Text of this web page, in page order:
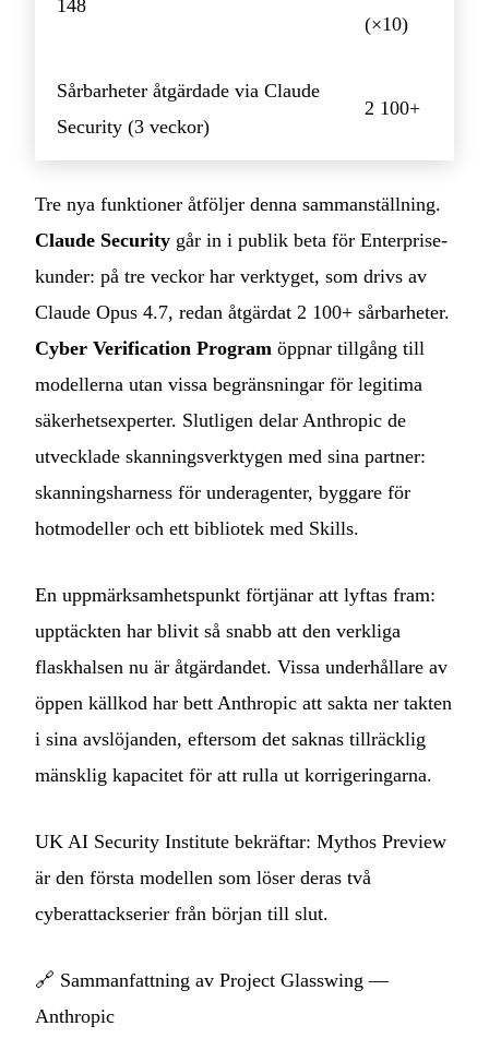
148
(×10)
Sårbarheter åtgärdade via Claude
Security (3 veckor)
2 100+
Tre nya funktioner åtföljer denna sammanställning.
Claude Security går in i publik beta för Enterprise-
kunder: på tre veckor har verktyget, som drivs av
Claude Opus 4.7, redan åtgärdat 2 100+ sårbarheter.
Cyber Verification Program öppnar tillgång till
modellerna utan vissa begränsningar för legitima
säkerhetsexperter. Slutligen delar Anthropic de
utvecklade skanningsverktygen med sina partner:
skanningsharness för underagenter, byggare för
hotmodeller och ett bibliotek med Skills.
En uppmärksamhetspunkt förtjänar att lyftas fram:
upptäckten har blivit så snabb att den verkliga
flaskhalsen nu är åtgärdandet. Vissa underhållare av
öppen källkod har bett Anthropic att sakta ner takten
i sina avslöjanden, eftersom det saknas tillräcklig
mänsklig kapacitet för att rulla ut korrigeringarna.
UK AI Security Institute bekräftar: Mythos Preview
är den första modellen som löser deras två
cyberattackserier från början till slut.
🔗 Sammanfattning av Project Glasswing —
Anthropic